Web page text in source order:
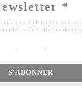
*
lettre d'information pour
et des offres marketing
S'ABONNER